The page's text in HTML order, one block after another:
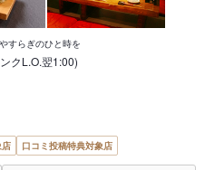
すらぎのひと時を
クL.O.翌1:00)
店 口コミ投稿特典対象店